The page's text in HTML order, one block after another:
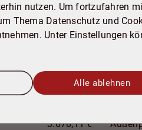
3.678,11 €
nutzen. Um fortzufahren
Thema Datenschutz und
Unter Einstellungen
Alle ablehnen